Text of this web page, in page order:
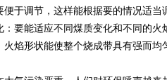
调节，这样能根据要的情况适当
能适应不同煤质变化和不同的火
形状能使整个烧成带具有强而均